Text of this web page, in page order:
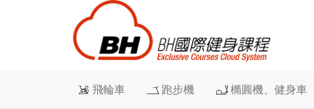
飛輪車 跑步機 橢圓機、健身車